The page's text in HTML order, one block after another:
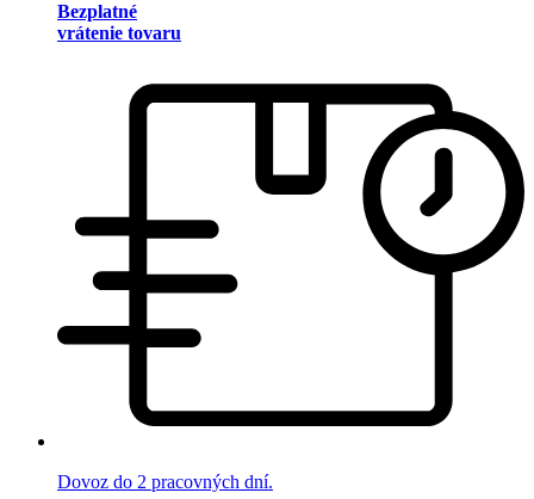
Bezplatné
vrátenie tovaru
Dovoz do 2 pracovných dní.